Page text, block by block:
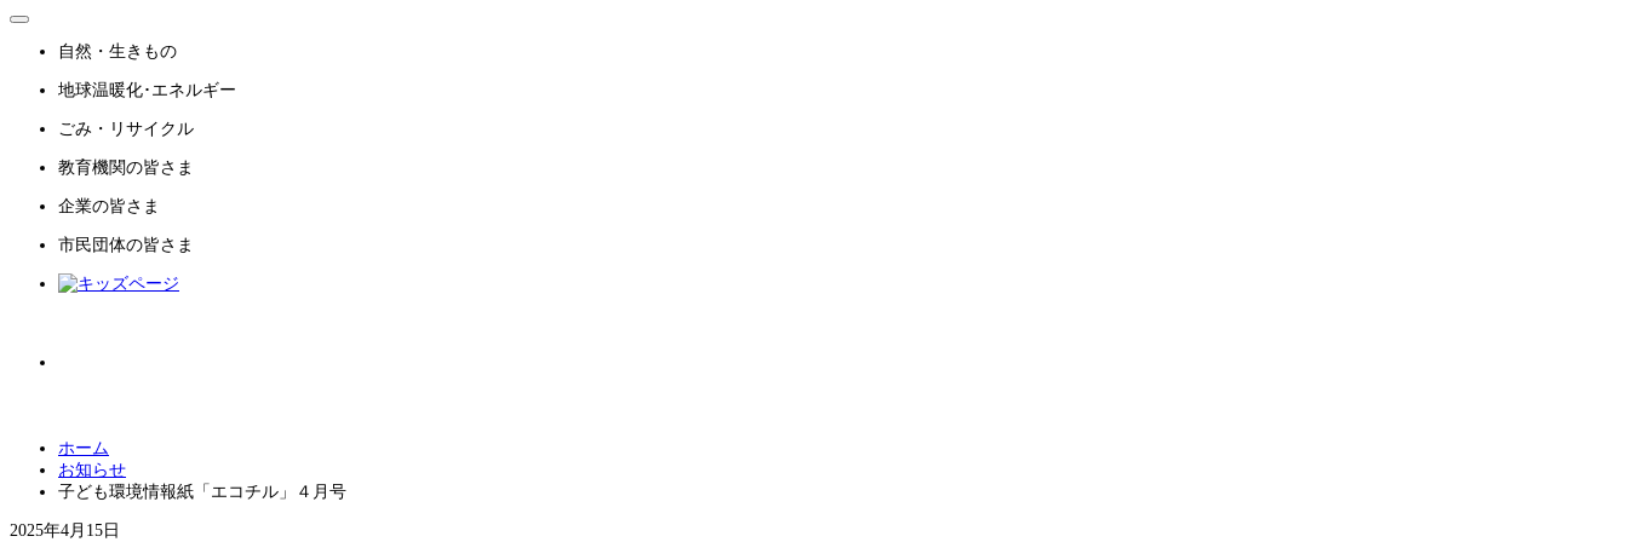
自然・生きもの
地球温暖化･エネルギー
ごみ・リサイクル
教育機関の皆さま
企業の皆さま
市民団体の皆さま
ホーム
お知らせ
子ども環境情報紙「エコチル」４月号
2025年4月15日